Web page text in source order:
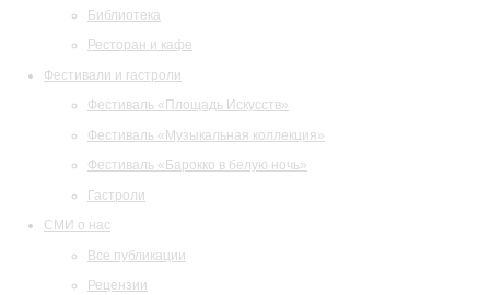
Библиотека
Ресторан и кафе
Фестивали и гастроли
Фестиваль «Площадь Искусств»
Фестиваль «Музыкальная коллекция»
Фестиваль «Барокко в белую ночь»
Гастроли
СМИ о нас
Все публикации
Рецензии